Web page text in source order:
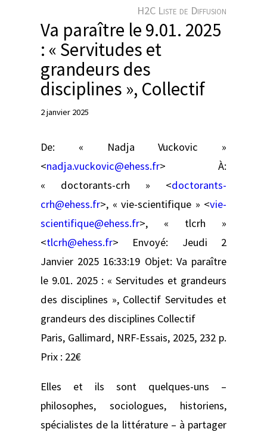
H2C Liste de Diffusion
Va paraître le 9.01. 2025
: « Servitudes et
grandeurs des
disciplines », Collectif
2 janvier 2025
De: « Nadja Vuckovic »
<nadja.vuckovic@ehess.fr> À:
« doctorants-crh » <doctorants-
crh@ehess.fr>, « vie-scientifique » <vie-
scientifique@ehess.fr>, « tlcrh »
<tlcrh@ehess.fr> Envoyé: Jeudi 2
Janvier 2025 16:33:19 Objet: Va paraître
le 9.01. 2025 : « Servitudes et grandeurs
des disciplines », Collectif Servitudes et
grandeurs des disciplines Collectif
Paris, Gallimard, NRF-Essais, 2025, 232 p.
Prix : 22€
Elles et ils sont quelques-uns –
philosophes, sociologues, historiens,
spécialistes de la littérature – à partager